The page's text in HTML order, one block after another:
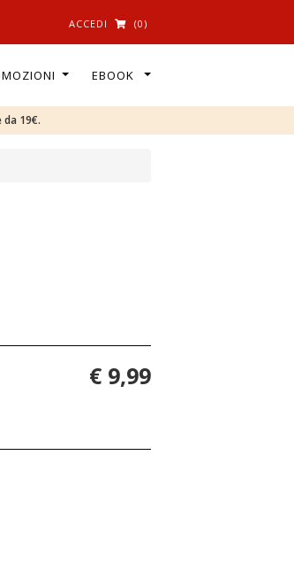
ACCEDI (0)
EBOOK
19€.
€ 9,99